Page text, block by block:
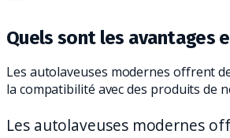
Quels sont les avantages
Les autolaveuses modernes offrent
la compatibilité avec des produits de
Les autolaveuses modernes